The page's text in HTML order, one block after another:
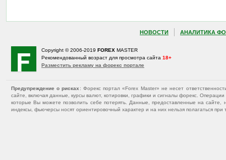
НОВОСТИ АНАЛИТИКА
Copyright © 2006-2019 FOREX MASTER
Рекомендованный возраст для просмотра сайта 18+
Разместить рекламу на форекс портале
Предупреждение о рисках : Форекс портал «Forex Master» не несет
сайте, включая данные, курсы валют, котировки, графики и сигналы форекс.
которые Вы можете позволить себе потерять. Данные, предоставленные на
индексы, фьючерсы носят ориентировочный характер и на них нельзя полагаться при